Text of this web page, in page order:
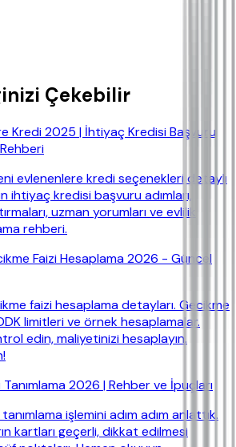
Çekebilir
Kredi 2025 | İhtiyaç Kredisi Başvuru
evlenenlere kredi seçenekleri detaylı
ihtiyaç kredisi başvuru adımları,
uzman yorumları ve evlilik
rehberi.
Faizi Hesaplama 2026 - Güncel
faizi hesaplama detayları. Gecikme
limitleri ve örnek hesaplamalar.
edin, maliyetinizi hesaplayın.
Tanımlama 2026 | Rehber ve İpuçları
işlemini adım adım anlattık.
kartları geçerli, dikkat edilmesi